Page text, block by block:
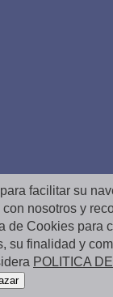
facilitar su
nosotros y
de Cookies para
su finalidad y
POLITICA